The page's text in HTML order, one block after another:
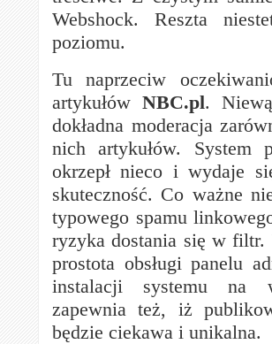
Webshock. Reszta
poziomu.
Tu naprzeciw
artykułów NBC.pl.
dokładna moderacja
nich artykułów. System
okrzepł nieco i wydaje
skuteczność. Co ważne
typowego spamu
ryzyka dostania się w filtr.
prostota obsługi panelu
instalacji systemu na
zapewnia też, iż
będzie ciekawa i unikalna.